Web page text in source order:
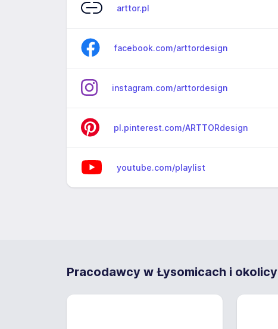
arttor.pl
facebook.com/arttordesign
instagram.com/arttordesign
pl.pinterest.com/ARTTORdesign
youtube.com/playlist
Pracodawcy w Łysomicach i okolicy